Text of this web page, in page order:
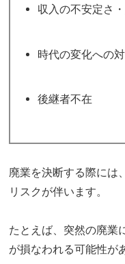
収入の不安定さ
時代の変化への
後継者不在
廃業を決断する際には
リスクが伴います。
たとえば、突然の廃業
が損なわれる可能性が